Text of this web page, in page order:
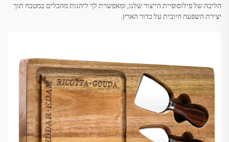
הליבה של פילוסופיית הייצור שלנו, ומאפשרת לך ליהנות מהכלים במטבח תוך
יצירת השפעה חיובית על כדור הארץ.